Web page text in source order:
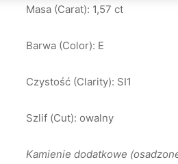
Masa (Carat): 1,57 ct
Barwa (Color): E
Czystość (Clarity): SI1
Szlif (Cut): owalny
Kamienie dodatkowe